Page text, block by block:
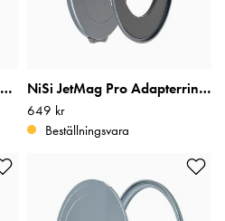
NiSi JetMag Pro 95 Landscape ND Kit NiSi JetMag Pro Adapterring Kit + Frontlock 62mm
Pris: 649 kr
649 kr
Beställningsvara